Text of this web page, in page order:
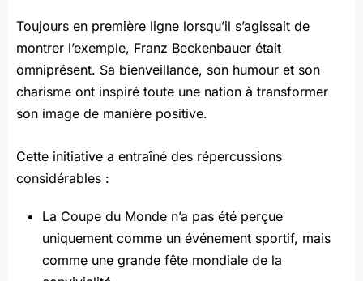
Toujours en première ligne lorsqu’il s’agissait de
montrer l’exemple, Franz Beckenbauer était
omniprésent. Sa bienveillance, son humour et son
charisme ont inspiré toute une nation à transformer
son image de manière positive.
Cette initiative a entraîné des répercussions
considérables :
La Coupe du Monde n’a pas été perçue
uniquement comme un événement sportif, mais
comme une grande fête mondiale de la